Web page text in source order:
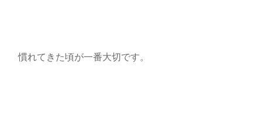
慣れてきた頃が一番大切です。